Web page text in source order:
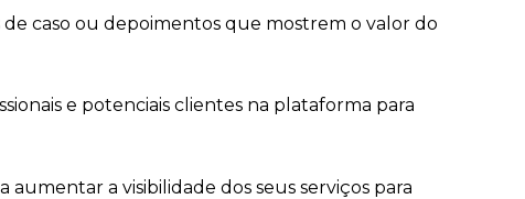
caso ou depoimentos que mostrem o valor do
e potenciais clientes na plataforma para
aumentar a visibilidade dos seus serviços para